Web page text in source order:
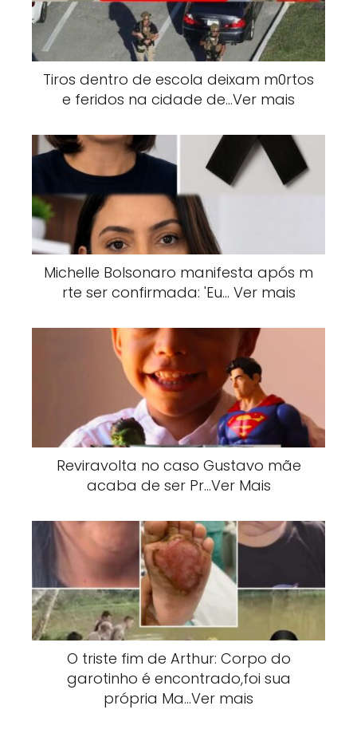
Tiros dentro de escola deixam m0rtos
e feridos na cidade de…Ver mais
Michelle Bolsonaro manifesta após m
rte ser confirmada: 'Eu… Ver mais
Reviravolta no caso Gustavo mãe
acaba de ser Pr…Ver Mais
O triste fim de Arthur: Corpo do
garotinho é encontrado,foi sua
própria Ma…Ver mais